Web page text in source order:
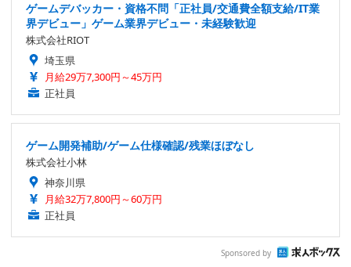
ゲームデバッカー・資格不問「正社員/交通費全額支給/IT業
界デビュー」ゲーム業界デビュー・未経験歓迎
株式会社RIOT
埼玉県
月給29万7,300円～45万円
正社員
ゲーム開発補助/ゲーム仕様確認/残業ほぼなし
株式会社小林
神奈川県
月給32万7,800円～60万円
正社員
Sponsored by